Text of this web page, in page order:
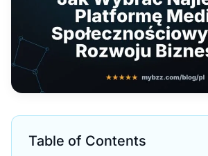
Table of Contents